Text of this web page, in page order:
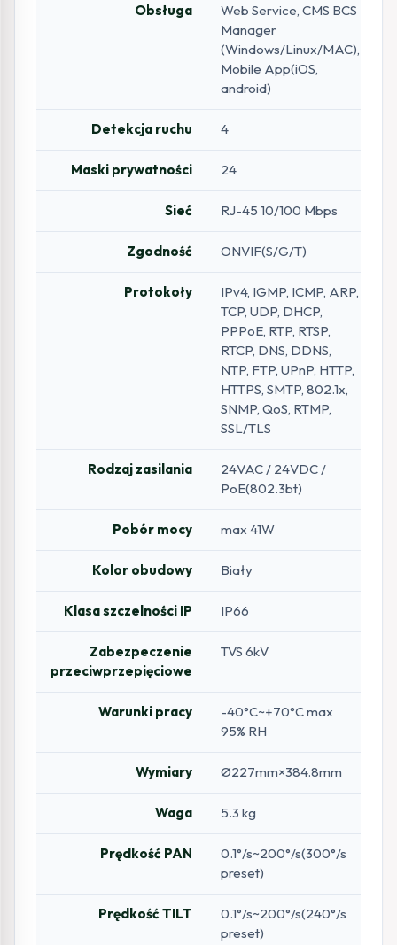
Obsługa
Web Service, CMS BCS
Manager
(Windows/Linux/MAC),
Mobile App(iOS,
android)
Detekcja ruchu 4
Maski prywatności 24
Sieć RJ-45 10/100 Mbps
Zgodność ONVIF(S/G/T)
Protokoły
IPv4, IGMP, ICMP, ARP,
TCP, UDP, DHCP,
PPPoE, RTP, RTSP,
RTCP, DNS, DDNS,
NTP, FTP, UPnP, HTTP,
HTTPS, SMTP, 802.1x,
SNMP, QoS, RTMP,
SSL/TLS
Rodzaj zasilania
24VAC / 24VDC /
PoE(802.3bt)
Pobór mocy max 41W
Kolor obudowy Biały
Klasa szczelności IP IP66
Zabezpeczenie
przeciwprzepięciowe
TVS 6kV
Warunki pracy
-40°C~+70°C max
95% RH
Wymiary Ø227mm×384.8mm
Waga 5.3 kg
Prędkość PAN
0.1°/s~200°/s(300°/s
preset)
Prędkość TILT
0.1°/s~200°/s(240°/s
preset)